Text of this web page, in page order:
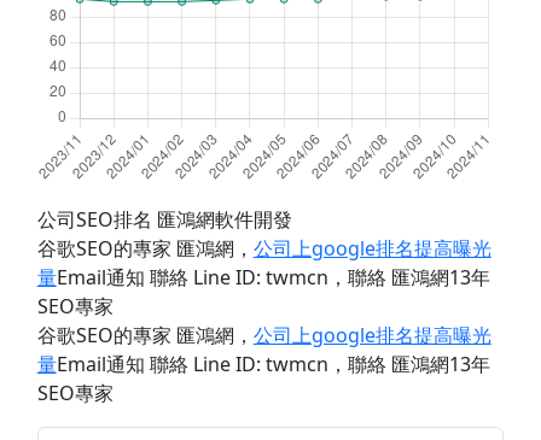
公司SEO排名 匯鴻網軟件開發
谷歌SEO的專家 匯鴻網 ， 公司上google排名提高曝光
量Email通知 聯絡 Line ID: twmcn ，聯絡 匯鴻網13年
SEO專家
谷歌SEO的專家 匯鴻網 ， 公司上google排名提高曝光
量Email通知 聯絡 Line ID: twmcn ，聯絡 匯鴻網13年
SEO專家